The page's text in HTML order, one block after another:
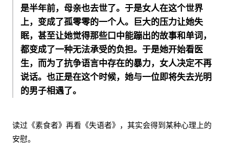
是半年前，母亲也去世了。于是女人在这个世界
上，变成了孤零零的一个人。巨大的压力让她失
眠，甚至让她觉得那些口中能蹦出的故事和单词，
都变成了一种无法承受的负担。于是她开始看医
生，而为了抗争语言中存在的暴力，女人决定不再
说话。也正是在这个时候，她与一位即将失去光明
的男子相遇了。
读过《素食者》再看《失语者》，其实会得到某种心理上的
安慰。